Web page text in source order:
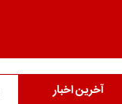
آخرین اخبار